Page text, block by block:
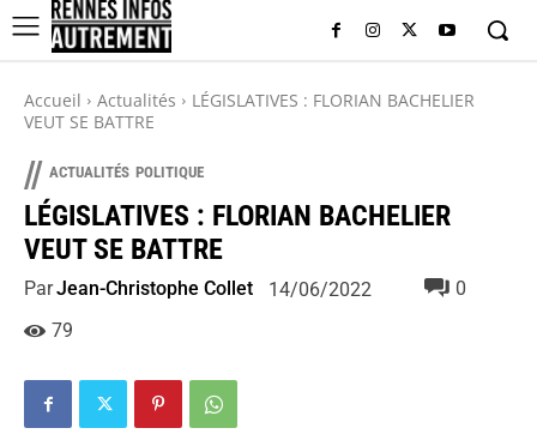
Accueil Actualités
LÉGISLATIVES : FLORIAN BACHELIER
VEUT SE BATTRE
// ACTUALITÉS POLITIQUE
LÉGISLATIVES : FLORIAN BACHELIER
VEUT SE BATTRE
ParJean-Christophe Collet 14/06/2022
0
79